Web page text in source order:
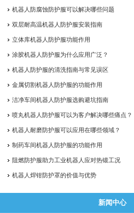
机器人防腐蚀防护服可以解决哪些问题
双层耐高温机器人防护服安装指南
立体库机器人防护服功能作用
涂胶机器人防护服为什么应用广泛？
机器人防护服的清洗指南与常见误区
金属切割机器人防护服的功能作用
洁净车间机器人防护服选购避坑指南
喷丸机器人防护服可以为客户解决哪些痛点？
机器人耐磨防护服可以应用在哪些领域？
制药车间机器人防护服的功能作用
阻燃防护服助力工业机器人应对热锻工况
机器人焊钳防护罩的价值与优势
新闻中心